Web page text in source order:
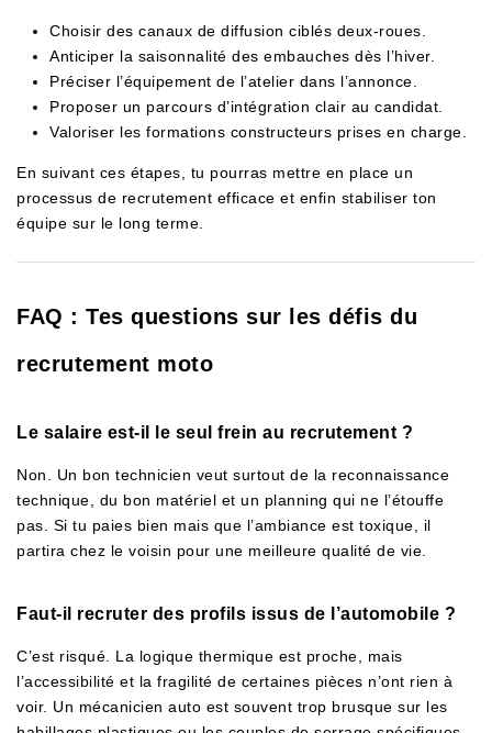
Choisir des canaux de diffusion ciblés deux-roues.
Anticiper la saisonnalité des embauches dès l’hiver.
Préciser l’équipement de l’atelier dans l’annonce.
Proposer un parcours d’intégration clair au candidat.
Valoriser les formations constructeurs prises en charge.
En suivant ces étapes, tu pourras mettre en place un
processus de recrutement efficace et enfin stabiliser ton
équipe sur le long terme.
FAQ : Tes questions sur les défis du
recrutement moto
Le salaire est-il le seul frein au recrutement ?
Non. Un bon technicien veut surtout de la reconnaissance
technique, du bon matériel et un planning qui ne l’étouffe
pas. Si tu paies bien mais que l’ambiance est toxique, il
partira chez le voisin pour une meilleure qualité de vie.
Faut-il recruter des profils issus de l’automobile ?
C’est risqué. La logique thermique est proche, mais
l’accessibilité et la fragilité de certaines pièces n’ont rien à
voir. Un mécanicien auto est souvent trop brusque sur les